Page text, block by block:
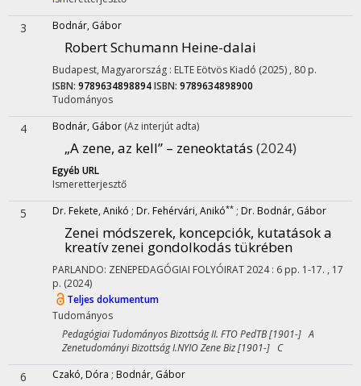
3 Bodnár, Gábor
Robert Schumann Heine-dalai
Budapest, Magyarország : ELTE Eötvös Kiadó (2025) , 80 p.
ISBN: 9789634898894ISBN: 9789634898900
Tudományos
4 Bodnár, Gábor (Az interjút adta)
„A zene, az kell” – zeneoktatás (2024)
Egyéb URL
Ismeretterjesztő
5 Dr. Fekete, Anikó ; Dr. Fehérvári, Anikó** ; Dr. Bodnár, Gábor
Zenei módszerek, koncepciók, kutatások a
kreatív zenei gondolkodás tükrében
PARLANDO: ZENEPEDAGÓGIAI FOLYÓIRAT2024: 6 pp. 1-17. , 17
p. (2024)
Teljes dokumentum
Tudományos
Pedagógiai Tudományos Bizottság II. FTO PedTB [1901-] A
Zenetudományi Bizottság I.NYIO Zene Biz [1901-] C
6 Czakó, Dóra ; Bodnár, Gábor